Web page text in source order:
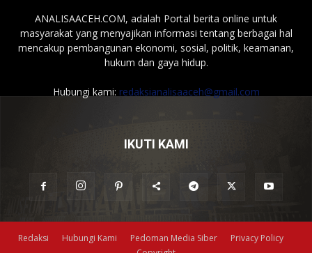
ANALISAACEH.COM, adalah Portal berita online untuk
masyarakat yang menyajikan informasi tentang berbagai hal
mencakup pembangunan ekonomi, sosial, politik, keamanan,
hukum dan gaya hidup.
Hubungi kami: redaksianalisaaceh@gmail.com
IKUTI KAMI
Redaksi Hubungi Kami Pedoman Media Siber
Privacy Policy